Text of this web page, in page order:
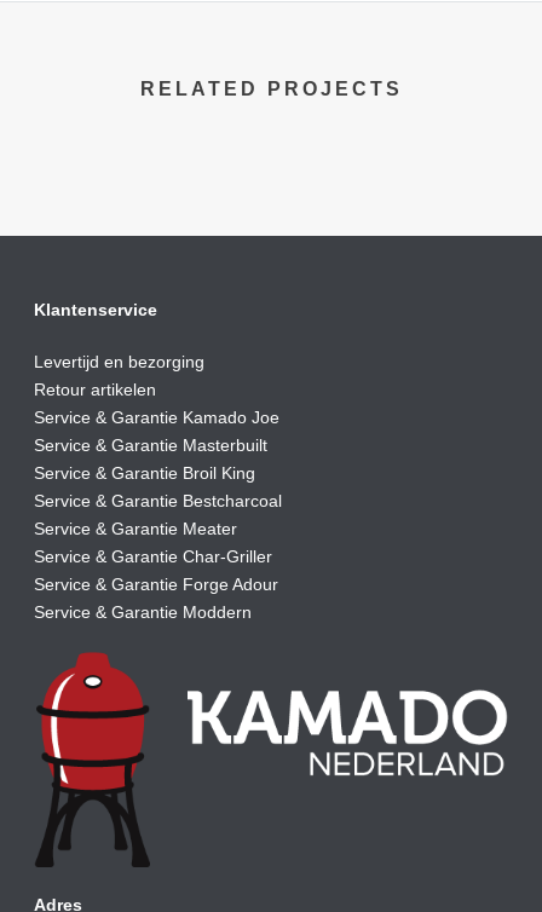
RELATED PROJECTS
Klantenservice
Levertijd en bezorging
Retour artikelen
Service & Garantie Kamado Joe
Service & Garantie Masterbuilt
Service & Garantie Broil King
Service & Garantie Bestcharcoal
Service & Garantie Meater
Service & Garantie Char-Griller
Service & Garantie Forge Adour
Service & Garantie Moddern
Adres